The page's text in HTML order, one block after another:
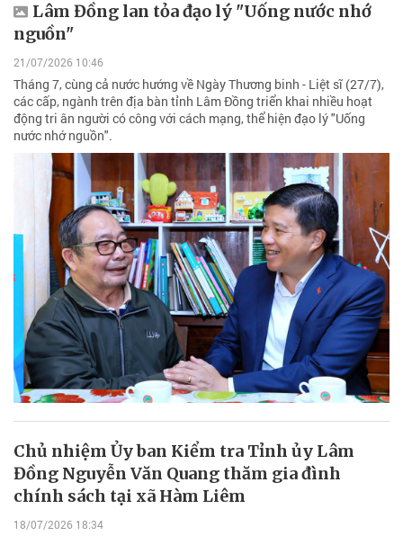
Lâm Đồng lan tỏa đạo lý "Uống nước nhớ
nguồn"
21/07/2026 10:46
Tháng 7, cùng cả nước hướng về Ngày Thương binh - Liệt sĩ (27/7),
các cấp, ngành trên địa bàn tỉnh Lâm Đồng triển khai nhiều hoạt
động tri ân người có công với cách mạng, thể hiện đạo lý "Uống
nước nhớ nguồn".
Chủ nhiệm Ủy ban Kiểm tra Tỉnh ủy Lâm
Đồng Nguyễn Văn Quang thăm gia đình
chính sách tại xã Hàm Liêm
18/07/2026 18:34